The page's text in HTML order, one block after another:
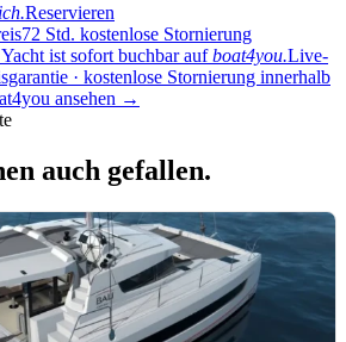
Reservieren
72 Std. kostenlose Stornierung
ist sofort buchbar auf boat4you.Live-
· kostenlose Stornierung innerhalb
ansehen →
auch gefallen.